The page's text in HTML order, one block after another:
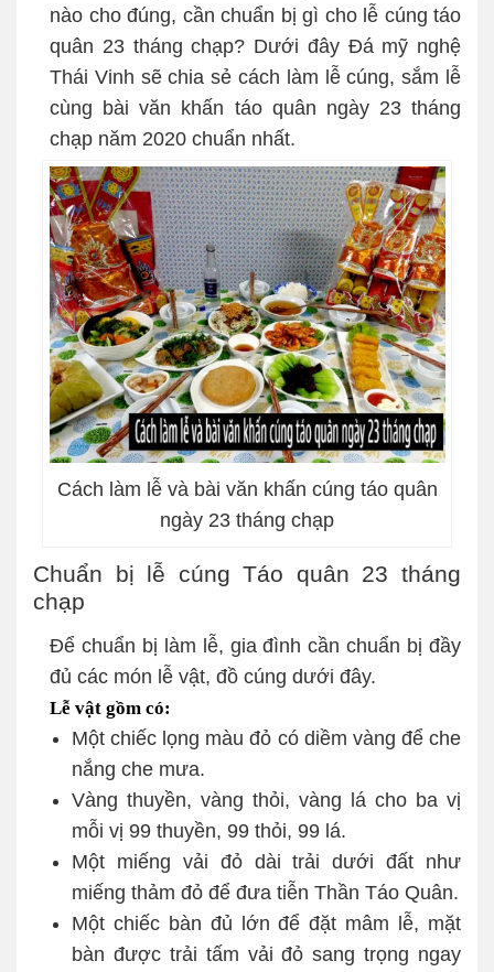
nào cho đúng, cần chuẩn bị gì cho lễ cúng táo
quân 23 tháng chạp? Dưới đây Đá mỹ nghệ
Thái Vinh sẽ chia sẻ cách làm lễ cúng, sắm lễ
cùng bài văn khấn táo quân ngày 23 tháng
chạp năm 2020 chuẩn nhất.
Cách làm lễ và bài văn khấn cúng táo quân
ngày 23 tháng chạp
Chuẩn bị lễ cúng Táo quân 23 tháng
chạp
Để chuẩn bị làm lễ, gia đình cần chuẩn bị đầy
đủ các món lễ vật, đồ cúng dưới đây.
Lễ vật gồm có:
Một chiếc lọng màu đỏ có diềm vàng để che
nắng che mưa.
Vàng thuyền, vàng thỏi, vàng lá cho ba vị
mỗi vị 99 thuyền, 99 thỏi, 99 lá.
Một miếng vải đỏ dài trải dưới đất như
miếng thảm đỏ để đưa tiễn Thần Táo Quân.
Một chiếc bàn đủ lớn để đặt mâm lễ, mặt
bàn được trải tấm vải đỏ sang trọng ngay